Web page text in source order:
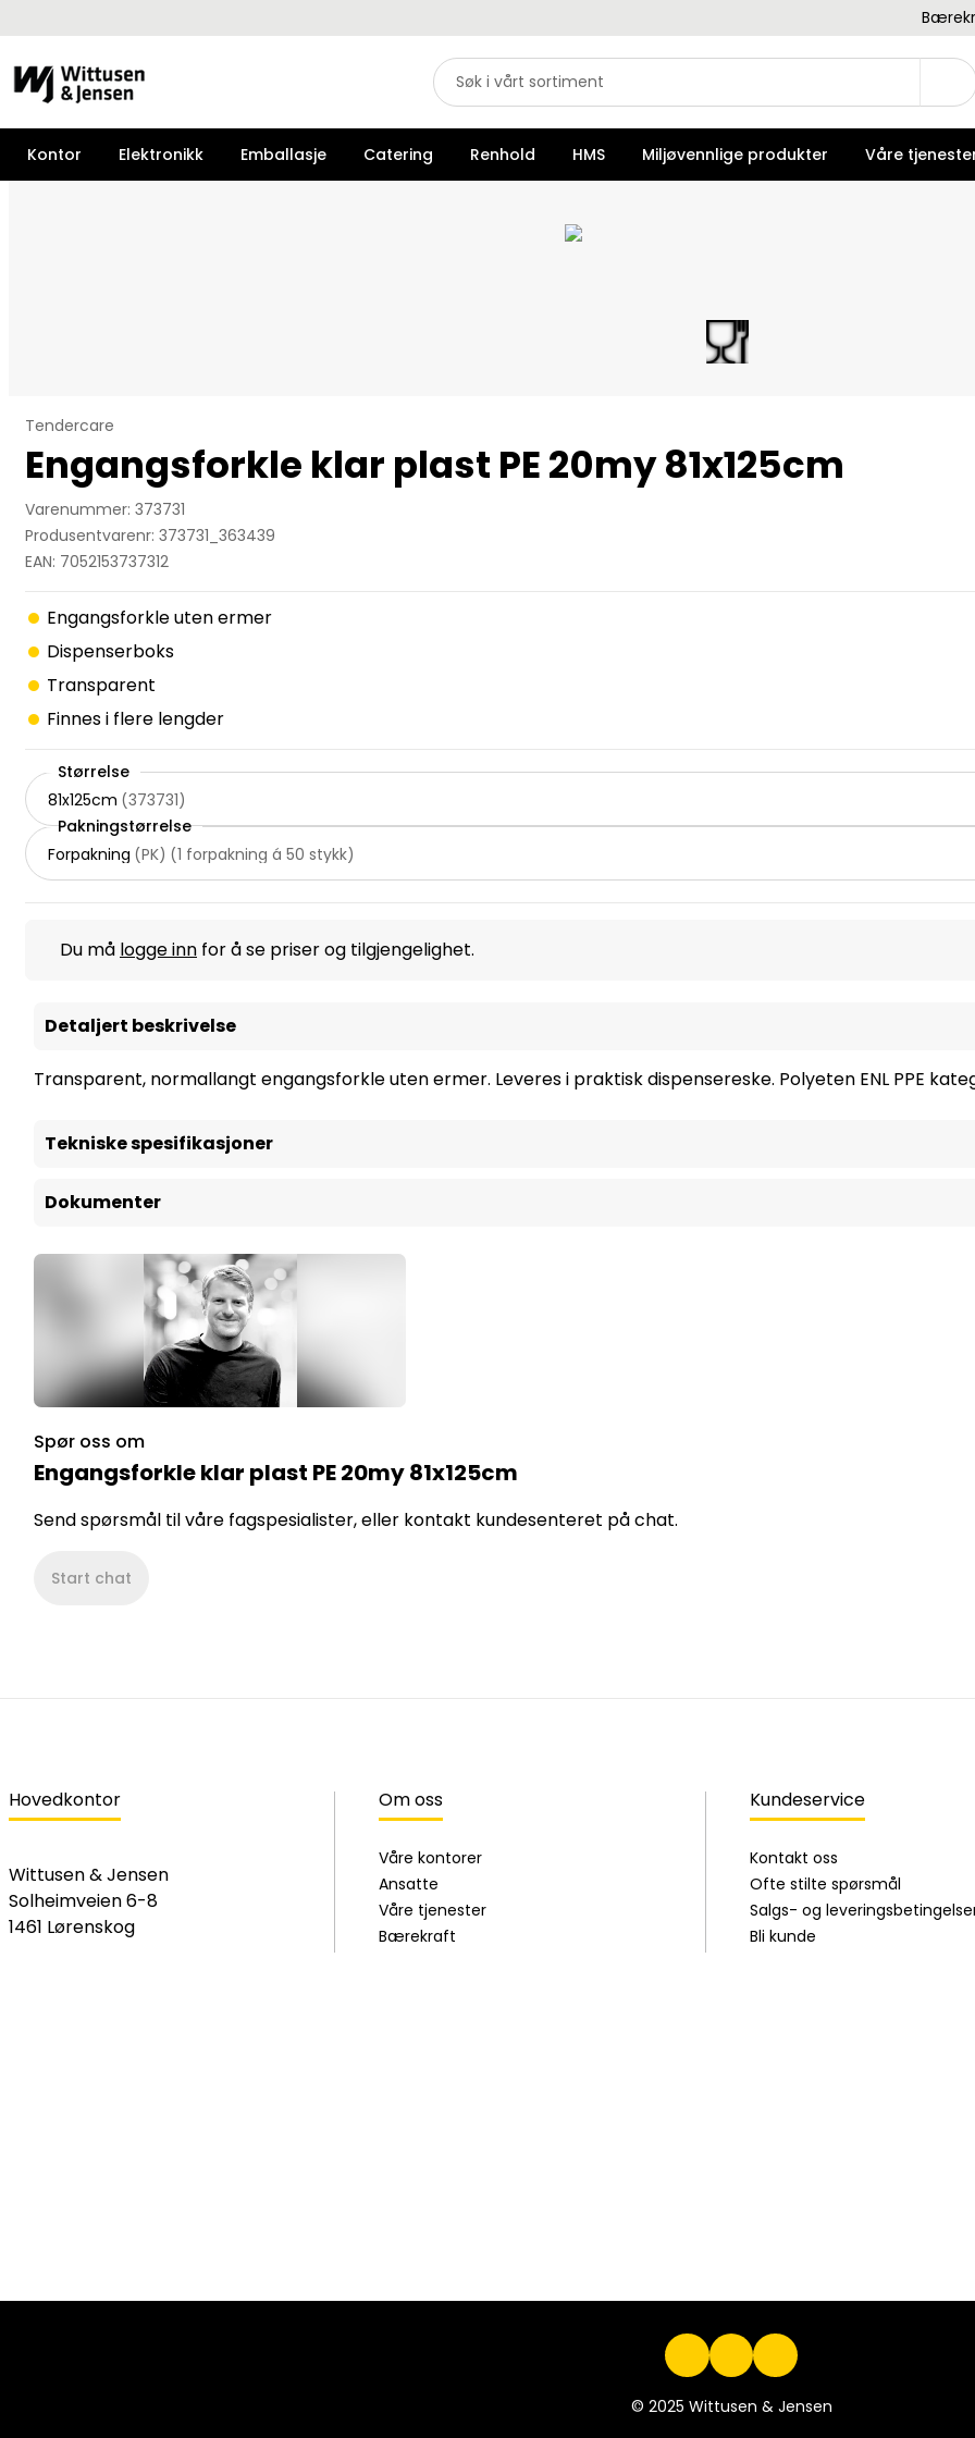
Kontor Elektronikk Emballasje Catering Renhold HMS Miljøvennlige produkter Våre
Tendercare
Engangsforkle klar plast PE 20my 81x125cm
Varenummer: 373731
Produsentvarenr: 373731_363439
EAN: 7052153737312
Engangsforkle uten ermer
Dispenserboks
Transparent
Finnes i flere lengder
Størrelse
81x125cm (373731)
Pakningstørrelse
Forpakning (PK) (1 forpakning á 50 stykk)
Du må logge inn for å se priser og tilgjengelighet.
Detaljert beskrivelse
Transparent, normallangt engangsforkle uten ermer. Leveres i praktisk dispensereske. Polyeten ENL PPE
Tekniske spesifikasjoner
Dokumenter
Spør oss om
Engangsforkle klar plast PE 20my 81x125cm
Send spørsmål til våre fagspesialister, eller kontakt kundesenteret på chat.
Start chat
Hovedkontor
Wittusen & Jensen
Solheimveien 6-8
1461 Lørenskog
Om oss
Våre kontorer
Ansatte
Våre tjenester
Bærekraft
Kundeservice
Kontakt oss
Ofte stilte spørsmål
Salgs- og
Bli kunde
© 2025 Wittusen & Jensen